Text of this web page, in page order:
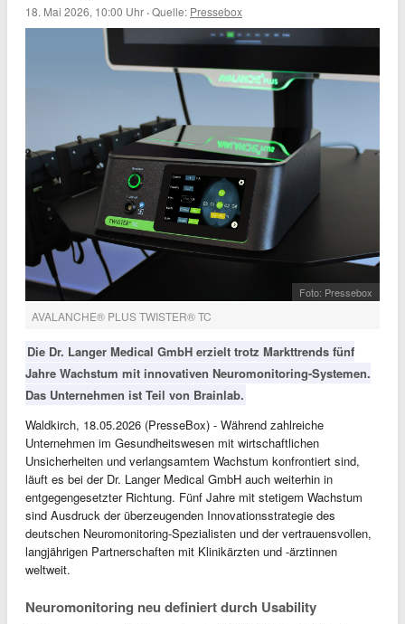
18. Mai 2026, 10:00 Uhr ·Quelle: Pressebox
Foto: Pressebox
AVALANCHE® PLUS TWISTER® TC
Die Dr. Langer Medical GmbH erzielt trotz Markttrends fünf
Jahre Wachstum mit innovativen Neuromonitoring-Systemen.
Das Unternehmen ist Teil von Brainlab.
Waldkirch, 18.05.2026 (PresseBox) - Während zahlreiche
Unternehmen im Gesundheitswesen mit wirtschaftlichen
Unsicherheiten und verlangsamtem Wachstum konfrontiert sind,
läuft es bei der Dr. Langer Medical GmbH auch weiterhin in
entgegengesetzter Richtung. Fünf Jahre mit stetigem Wachstum
sind Ausdruck der überzeugenden Innovationsstrategie des
deutschen Neuromonitoring-Spezialisten und der vertrauensvollen,
langjährigen Partnerschaften mit Klinikärzten und -ärztinnen
weltweit.
Neuromonitoring neu definiert durch Usability